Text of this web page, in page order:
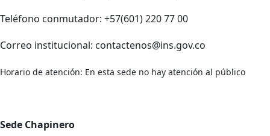
Teléfono conmutador: +57(601) 220 77 00
Correo institucional: contactenos@ins.gov.co
Horario de atención: En esta sede no hay atención al público
Sede Chapinero